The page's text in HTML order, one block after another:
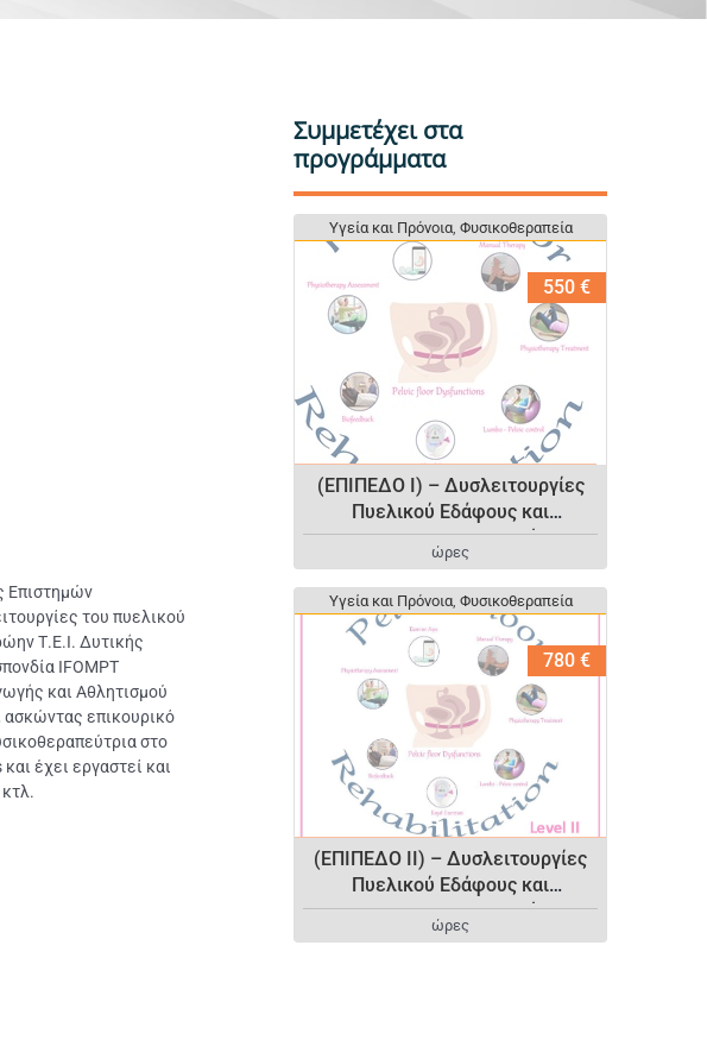
Επιστημών
του πυελικού
Τ.Ε.Ι. Δυτικής
IFOMPT
και Αθλητισμού
ασκώντας επικουρικό
στο
έχει εργαστεί και
Συμμετέχει στα
προγράμματα
550 €
Υγεία και Πρόνοια, Φυσικοθεραπεία
Υγεία και Πρόνοια, Φυσικοθεραπεία
(ΕΠΙΠΕΔΟ I) – Δυσλειτουργίες
Πυελικού Εδάφους και
Φυσικοθεραπευτική
Αποκατάσταση (Επίπεδο I)
ώρες
780 €
Υγεία και Πρόνοια, Φυσικοθεραπεία
Υγεία και Πρόνοια, Φυσικοθεραπεία
(ΕΠΙΠΕΔΟ II) – Δυσλειτουργίες
Πυελικού Εδάφους και
Φυσικοθεραπευτική
Αποκατάσταση (Επίπεδο II)
ώρες